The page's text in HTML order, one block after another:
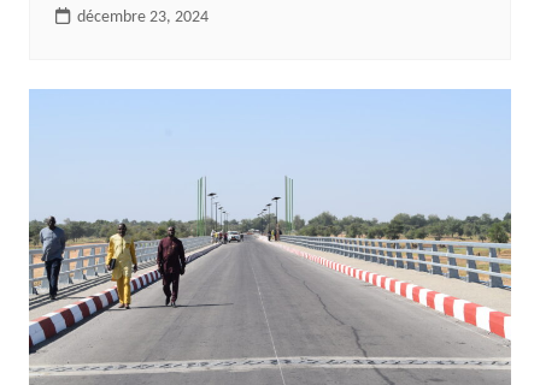
décembre 23, 2024